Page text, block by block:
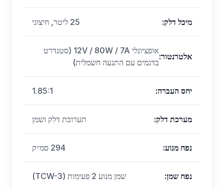
מיכל דלק: 25 ליטר, חיצוני
אלטרנטור:
אופציונלי 12V / 80W / 7A (סטנדרט
בדגמים עם התנעה חשמלית)
יחס העברה:
1.85:1
מערכת דלק: תערובת דלק ושמן
נפח מנוע: 294 סמ״ק
נפח שמן: שמן מנוע 2 פעימות (TCW-3)